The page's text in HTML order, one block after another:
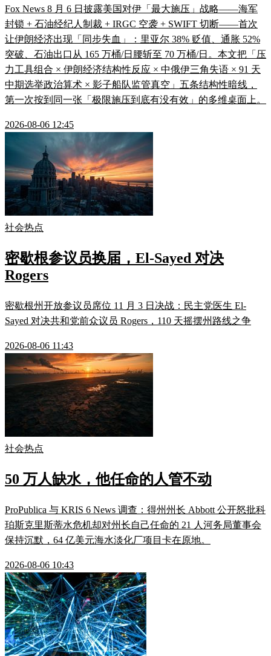
Fox News 8 月 6 日披露美国对伊「最大施压」战略——海军
封锁 + 石油经纪人制裁 + IRGC 空袭 + SWIFT 切断——首次
让伊朗经济出现「同步失血」：里亚尔 38% 贬值、通胀 52%
突破、石油出口从 165 万桶/日腰斩至 70 万桶/日。本文把「压
力工具组合 × 伊朗经济结构性反应 × 中俄伊三角失语 × 91 天
中期选举政治算术 × 影子船队监管真空」五条结构性暗线，
第一次按到同一张「极限施压到底有没有效」的多维桌面上。
2026-08-06 12:45
社会热点
密歇根参议员换届，El-Sayed 对决
Rogers
密歇根州开放参议员席位 11 月 3 日决战：民主党医生 El-
Sayed 对决共和党前众议员 Rogers，110 天摇摆州路线之争
2026-08-06 11:43
社会热点
50 万人缺水，他任命的人管不动
ProPublica 与 KRIS 6 News 调查：得州州长 Abbott 公开怒批科
珀斯克里斯蒂水危机却对州长自己任命的 21 人河务局董事会
保持沉默，64 亿美元海水淡化厂项目卡在原地。
2026-08-06 10:43